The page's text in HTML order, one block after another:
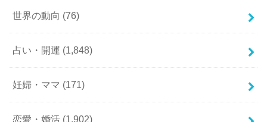
世界の動向 (76)
占い・開運 (1,848)
妊婦・ママ (171)
恋愛・婚活 (1,902)